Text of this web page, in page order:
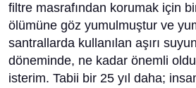
filtre masrafından korumak için
ölümüne göz yumulmuştur ve
santrallarda kullanılan aşırı
döneminde, ne kadar önemli
isterim. Tabii bir 25 yıl daha;